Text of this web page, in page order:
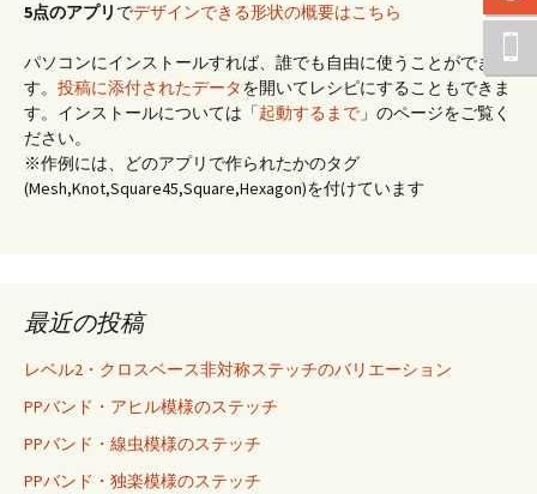
5点のアプリ でデザインできる形状の概要はこちら
パソコンにインストールすれば、誰でも自由に使うことができま
す。 投稿に添付されたデータを開いてレシピにすることもできま
す。インストールについては「起動するまで 」のページをご覧く
ださい。
※作例には、どのアプリで作られたかのタグ
(Mesh,Knot,Square45,Square,Hexagon)を付けています
最近の投稿
レベル2・クロスベース非対称ステッチのバリエーション
PPバンド・アヒル模様のステッチ
PPバンド・線虫模様のステッチ
PPバンド・独楽模様のステッチ